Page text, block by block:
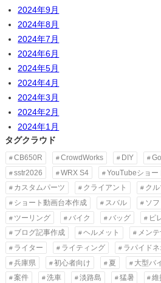
2024年9月
2024年8月
2024年7月
2024年6月
2024年5月
2024年4月
2024年3月
2024年2月
2024年1月
タグクラウド
CB650R CrowdWorks DIY
sstr2026
WRX S4 YouTubeショー
カスタムパーツ
クライアント クル
ショート動画台本作成
スバル ソ
ツーリング
バイク バッグ ピ
ブログ記事作成
ヘルメット メン
ライター
ライティング ラパイドネ
兵庫県
初心者向け 夏 大型バ
案件
洗車 淡路島 猛暑 維